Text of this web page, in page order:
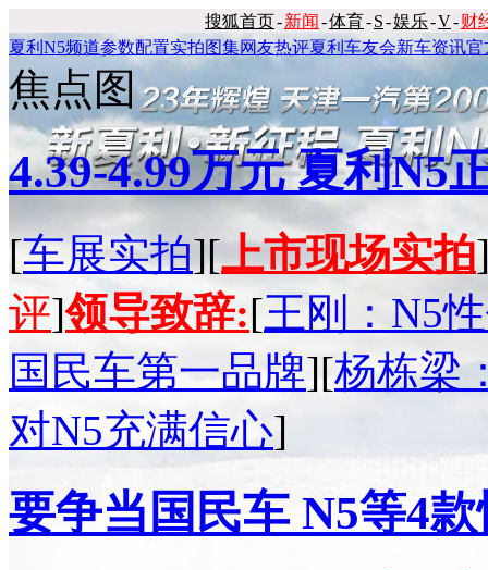
搜狐首页-新闻 -体育-S-娱乐-V-财
夏利N5频道参数配置实拍图集网友热评夏利车友会新车资讯官
焦点图
4.39-4.99万元 夏利N5
[车展实拍][上市现场实拍
评]领导致辞:[王刚：N5
国民车第一品牌][杨栋梁
对N5充满信心]
要争当国民车 N5等4